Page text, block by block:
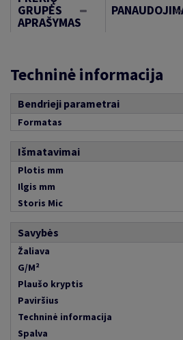
GRUPĖS
APRAŠYMAS
Techninė informacija
Bendrieji parametrai
Formatas
Išmatavimai
Plotis mm
Ilgis mm
Storis Mic
Savybės
Žaliava
G/M²
Plaušo kryptis
Paviršius
Techninė informacija
Spalva